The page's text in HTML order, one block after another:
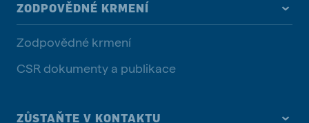
ZODPOVĚDNÉ KRMENÍ
Zodpovědné krmení
CSR dokumenty a publikace
ZŮSTAŇTE V KONTAKTU